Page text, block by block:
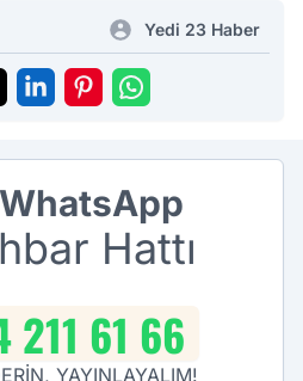
Yedi 23 Haber
WhatsApp
Hattı
211 61 66
YAYINLAYALIM!